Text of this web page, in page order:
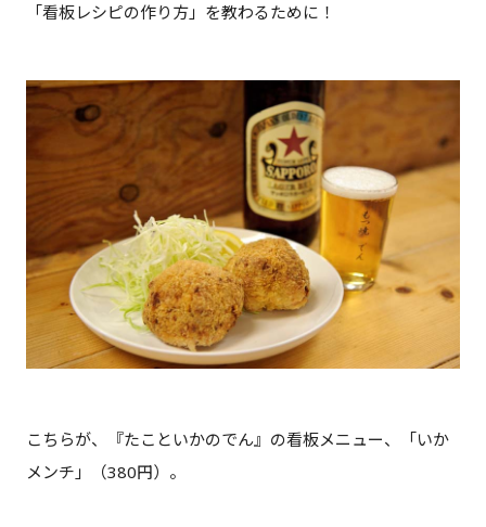
「看板レシピの作り方」を教わるために！
こちらが、『たこといかのでん』の看板メニュー、「いか
メンチ」（380円）。